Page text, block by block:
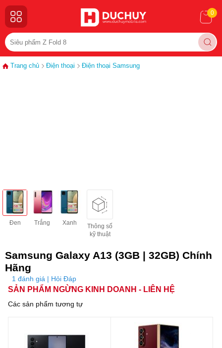
0
Trang chủ Điện thoại Điện thoại Samsung
Đen Trắng Xanh
Thông số
kỹ thuật
Samsung Galaxy A13 (3GB | 32GB) Chính
Hãng
1 đánh giá | Hỏi Đáp
SẢN PHẨM NGỪNG KINH DOANH - LIÊN HỆ
Các sản phẩm tương tự